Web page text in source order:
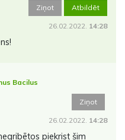
Ziņot Atbildēt
26.02.2022. 14:28
Bacilus
Ziņot
26.02.2022. 14:28
piekrist šim